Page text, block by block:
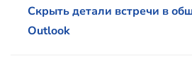
Скрыть детали встречи в
Outlook